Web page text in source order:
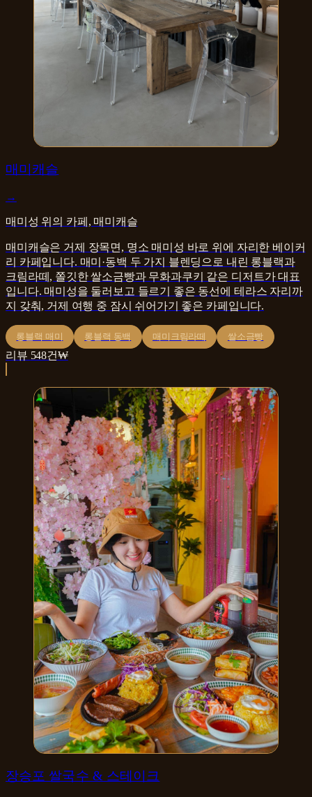
매미캐슬
→
매미성 위의 카페, 매미캐슬
매미캐슬은 거제 장목면, 명소 매미성 바로 위에 자리한 베이커
리 카페입니다. 매미·동백 두 가지 블렌딩으로 내린 롱블랙과
크림라떼, 쫄깃한 쌀소금빵과 무화과쿠키 같은 디저트가 대표
입니다. 매미성을 둘러보고 들르기 좋은 동선에 테라스 자리까
지 갖춰, 거제 여행 중 잠시 쉬어가기 좋은 카페입니다.
롱블랙 매미 롱블랙 동백 매미크림라떼 쌀소금빵
리뷰 548건₩
장승포 쌀국수 & 스테이크